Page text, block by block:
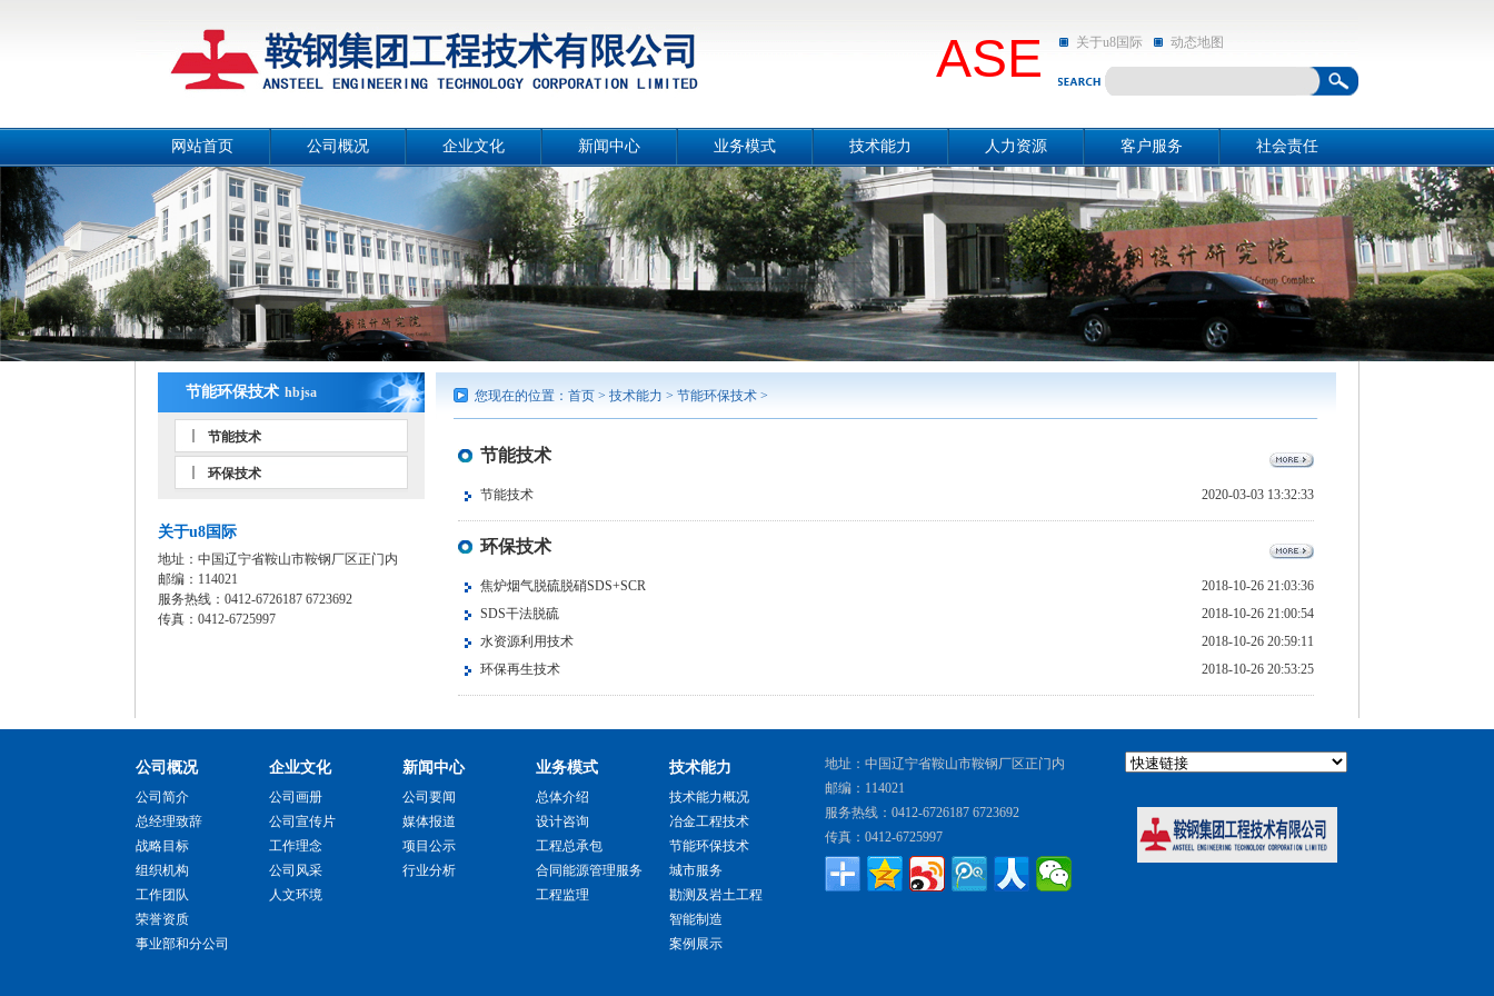
ASE 关于u8国际 动态地图
网站首页 公司概况
总经理致辞
战略目标
组织机构
工作团队
荣誉资质
事业部和分公司
企业文化
公司画册
公司宣传片
工作理念
公司风采
人文环境
新闻中心
公司要闻
媒体报道
项目公示
行业分析
业务模式
总体介绍
设计咨询
工程总承包
合同能源管理服务
工程监理
技术能力
技术能力概况
冶金工程技术
节能环保技术
城市服务
勘测及岩土工程
智能制造
案例展示
人力资源
资源概况
招聘信息
客户服务
关于u8国际
动态地图
社会责任
社会责任
亲和动态
节能环保技术 hbjsa
节能技术
环保技术
关于u8国际
地址：中国辽宁省鞍山市鞍钢厂区正门内
邮编：114021
服务热线：0412-6726187 6723692
传真：0412-6725997
您现在的位置： 首页 > 技术能力 > 节能环保技术 >
节能技术
节能技术 2020-03-03 13:32:33
环保技术
焦炉烟气脱硫脱硝SDS+SCR
2018-10-26 21:03:36
SDS干法脱硫
2018-10-26 21:00:54
水资源利用技术
2018-10-26 20:59:11
环保再生技术
2018-10-26 20:53:25
公司概况
公司简介
总经理致辞
战略目标
组织机构
工作团队
荣誉资质
事业部和分公司
企业文化
公司画册
公司宣传片
工作理念
公司风采
人文环境
新闻中心
公司要闻
媒体报道
项目公示
行业分析
业务模式
总体介绍
设计咨询
工程总承包
合同能源管理服务
工程监理
技术能力
技术能力概况
冶金工程技术
节能环保技术
城市服务
勘测及岩土工程
智能制造
案例展示
地址：中国辽宁省鞍山市鞍钢厂区正门内
邮编：114021
服务热线：0412-6726187 6723692
传真：0412-6725997